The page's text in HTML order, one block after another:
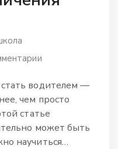
водителем —
чем просто
статье
может быть
научиться